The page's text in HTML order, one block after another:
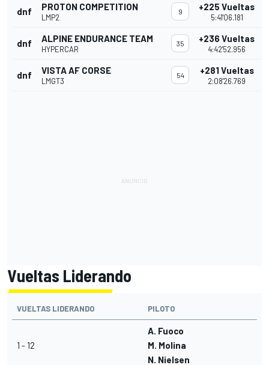
dnf PROTON COMPETITION
LMP2
9 +225 Vueltas
5:41'06.181
dnf ALPINE ENDURANCE TEAM
HYPERCAR
35 +236 Vueltas
4:42'52.956
dnf VISTA AF CORSE
LMGT3
54 +281 Vueltas
2:08'26.769
Vueltas Liderando
VUELTAS LIDERANDO PILOTO
1 - 12
A. Fuoco
M. Molina
N. Nielsen